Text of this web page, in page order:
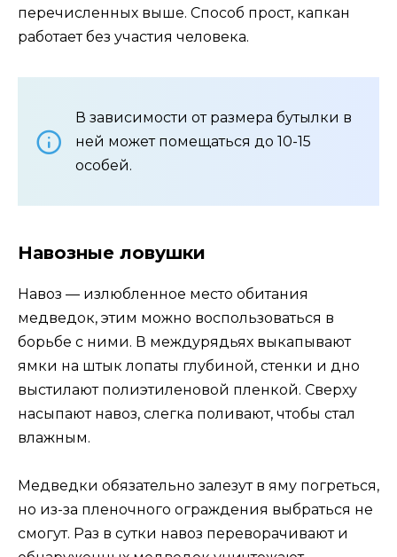
перечисленных выше. Способ прост, капкан
работает без участия человека.
В зависимости от размера бутылки в
ней может помещаться до 10-15
особей.
Навозные ловушки
Навоз — излюбленное место обитания
медведок, этим можно воспользоваться в
борьбе с ними. В междурядьях выкапывают
ямки на штык лопаты глубиной, стенки и дно
выстилают полиэтиленовой пленкой. Сверху
насыпают навоз, слегка поливают, чтобы стал
влажным.
Медведки обязательно залезут в яму погреться,
но из-за пленочного ограждения выбраться не
смогут. Раз в сутки навоз переворачивают и